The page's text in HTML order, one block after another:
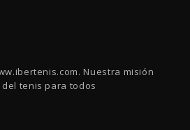
Nuestra misión
tenis para todos